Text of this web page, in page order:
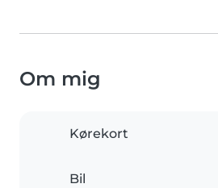
Om mig
Kørekort
Bil